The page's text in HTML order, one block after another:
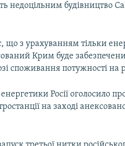
недоцільним будівництво
що з урахуванням тільки
Крим буде
споживання потужності на
Росії оголосило
на заході